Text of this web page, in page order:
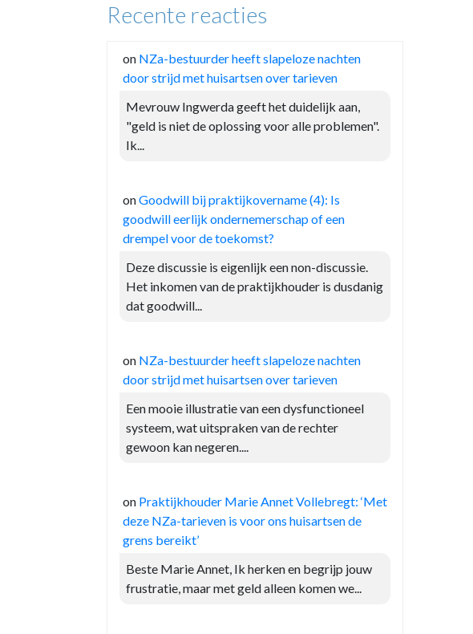
Recente reacties
on NZa-bestuurder heeft slapeloze nachten
door strijd met huisartsen over tarieven
Mevrouw Ingwerda geeft het duidelijk aan,
"geld is niet de oplossing voor alle problemen".
Ik...
onGoodwill bij praktijkovername (4): Is
goodwill eerlijk ondernemerschap of een
drempel voor de toekomst?
Deze discussie is eigenlijk een non-discussie.
Het inkomen van de praktijkhouder is dusdanig
dat goodwill...
on NZa-bestuurder heeft slapeloze nachten
door strijd met huisartsen over tarieven
Een mooie illustratie van een dysfunctioneel
systeem, wat uitspraken van de rechter
gewoon kan negeren....
on Praktijkhouder Marie Annet Vollebregt: ‘Met
deze NZa-tarieven is voor ons huisartsen de
grens bereikt’
Beste Marie Annet, Ik herken en begrijp jouw
frustratie, maar met geld alleen komen we...